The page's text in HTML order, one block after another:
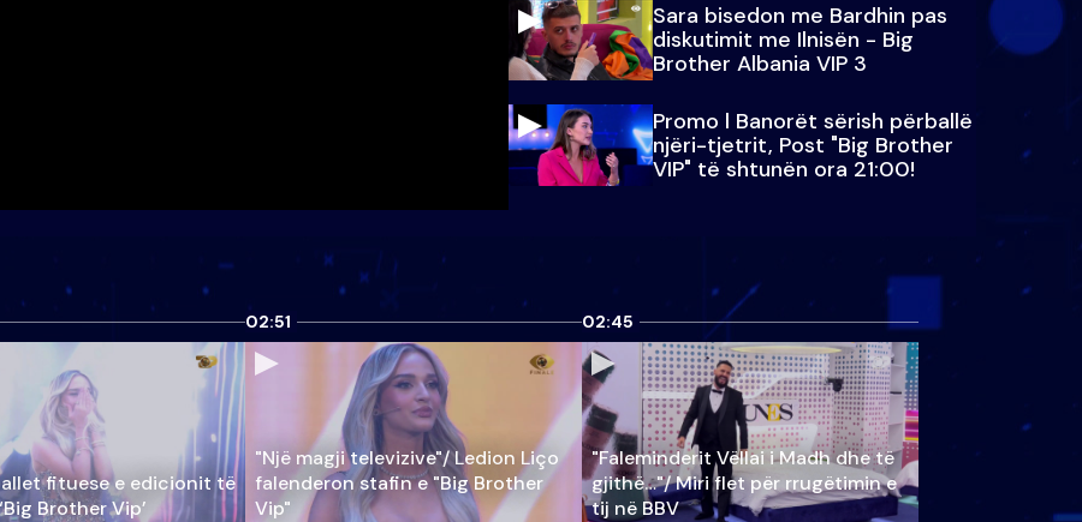
Sara bisedon me Bardhin pas
diskutimit me Ilnisën - Big
Brother Albania VIP 3
Promo l Banorët sërish përballë
njëri-tjetrit, Post "Big Brother
VIP" të shtunën ora 21:00!
fituese e edicionit të
Brother Vip’
02:51
"Një magji televizive"/ Ledion Liço
falenderon stafin e "Big Brother
Vip"
02:45
"Faleminderit Vëllai i Madh dhe të
gjithë…"/ Miri flet për rrugëtimin e
tij në BBV